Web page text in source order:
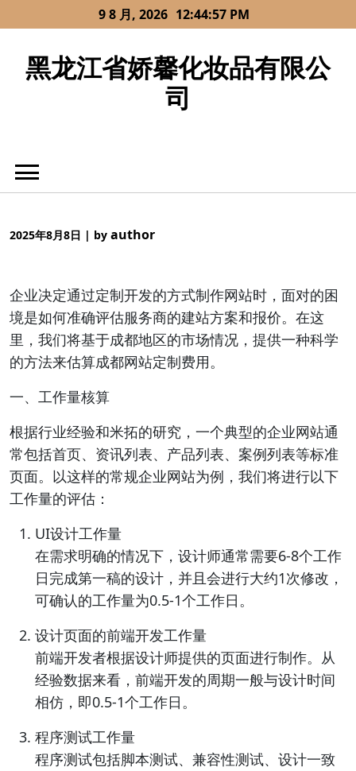
to
9 8 月, 2026 12:44:57 PM
黑龙江省娇馨化妆品有限公
司
2025年8月8日 | by author
企业决定通过定制开发的方式制作网站时，面对的困
境是如何准确评估服务商的建站方案和报价。在这
里，我们将基于成都地区的市场情况，提供一种科学
的方法来估算成都网站定制费用。
一、工作量核算
根据行业经验和米拓的研究，一个典型的企业网站通
常包括首页、资讯列表、产品列表、案例列表等标准
页面。以这样的常规企业网站为例，我们将进行以下
工作量的评估：
UI设计工作量
在需求明确的情况下，设计师通常需要6-8个工作
日完成第一稿的设计，并且会进行大约1次修改，
可确认的工作量为0.5-1个工作日。
设计页面的前端开发工作量
前端开发者根据设计师提供的页面进行制作。从
经验数据来看，前端开发的周期一般与设计时间
相仿，即0.5-1个工作日。
程序测试工作量
程序测试包括脚本测试、兼容性测试、设计一致